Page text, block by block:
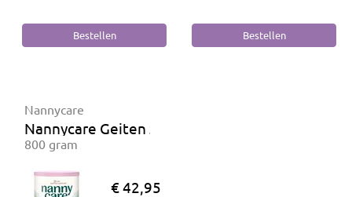
Nannycare
Nannycare Geiten zuigelingenmelk
800 gram
€ 42,95